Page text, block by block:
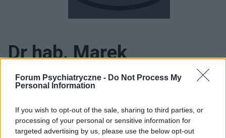
Forum Psychiatryczne - Do Not Process My
Personal Information
If you wish to opt-out of the sale, sharing to third parties, or
processing of your personal or sensitive information for
targeted advertising by us, please use the below opt-out
Dr hab. Marek
Krzystanek
SPECJALIZACJE: